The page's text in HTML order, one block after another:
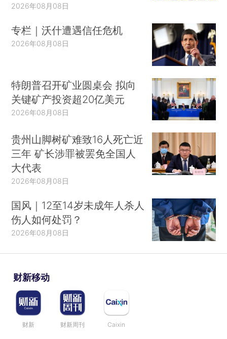
2026年08月08日
专栏｜沃什遭遇信任危机
2026年08月08日
特朗普召开矿业圆桌会 拟向
关键矿产投资超20亿美元
2026年08月08日
贵州山脚树矿难致16人死亡近
三年 矿长涉罪被罢免全国人
大代表
2026年08月08日
国风｜12至14岁未成年人杀人
伤人如何处罚？
2026年08月08日
财新移动
财新 财新周刊 Caixin